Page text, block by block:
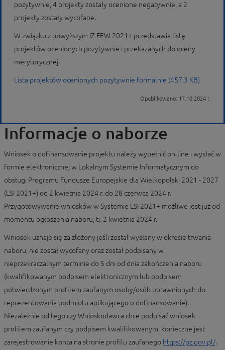
pozytywnie, 4 projekty zostały ocenione negatywnie, a 2
projekty zostały wycofane.
W związku z powyższym IZ FEW 2021+ przedstawia listę
projektów ocenionych pozytywnie i przekazanych do oceny
merytorycznej.
Lista projektów ocenionych pozytywnie formalnie (457.3 KB)
Opublikowano: 17.10.2024 r.
Informacje o naborze
Wniosek o dofinansowanie projektu należy wypełnić on-line i wysłać w
formie elektronicznej w Lokalnym Systemie Informatycznym do
obsługi Programu Fundusze Europejskie dla Wielkopolski 2021 - 2027
(LSI 2021+) od 2 kwietnia 2024 r. do 28 czerwca 2024 r.
Przygotowywanie wniosków w Systemie LSI 2021+ możliwe jest już od
momentu ogłoszenia naboru, tj. 2 kwietnia 2024 r.
Wniosek uznaje się za złożony jeśli został wysłany w okresie trwania
naboru, nie został wycofany oraz został podpisany w
nieprzekraczalnym terminie do 5 dni od dnia zakończenia naboru
(kwalifikowanym podpisem elektronicznym lub podpisem
potwierdzonym profilem zaufanym osoby/osób uprawnionych do
reprezentowania podmiotu aplikującego o dofinansowanie).
Niezależnie od tego czy Wnioskodawca chce podpisać wniosek
profilem zaufanym czy podpisem kwalifikowanym, konieczne jest
zarejestrowanie konta na stronie profilu zaufanego https://pz.gov.pl/.